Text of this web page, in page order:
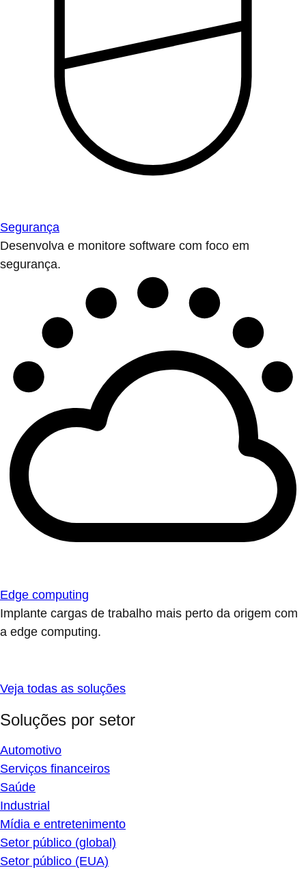
Segurança
Desenvolva e monitore software com foco em
segurança.
Edge computing
Implante cargas de trabalho mais perto da origem com
a edge computing.
Veja todas as soluções
Soluções por setor
Automotivo
Serviços financeiros
Saúde
Industrial
Mídia e entretenimento
Setor público (global)
Setor público (EUA)